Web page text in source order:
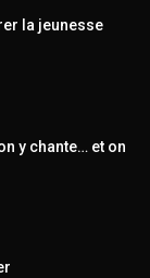
la jeunesse
y chante… et on